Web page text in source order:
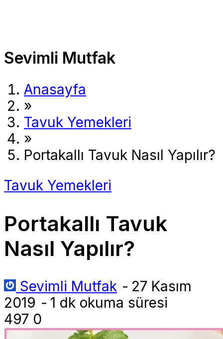
Sevimli Mutfak
Anasayfa
»
Tavuk Yemekleri
»
Portakallı Tavuk Nasıl Yapılır?
Tavuk Yemekleri
Portakallı Tavuk
Nasıl Yapılır?
Sevimli Mutfak - 27 Kasım
2019 -1 dk okuma süresi
497 0